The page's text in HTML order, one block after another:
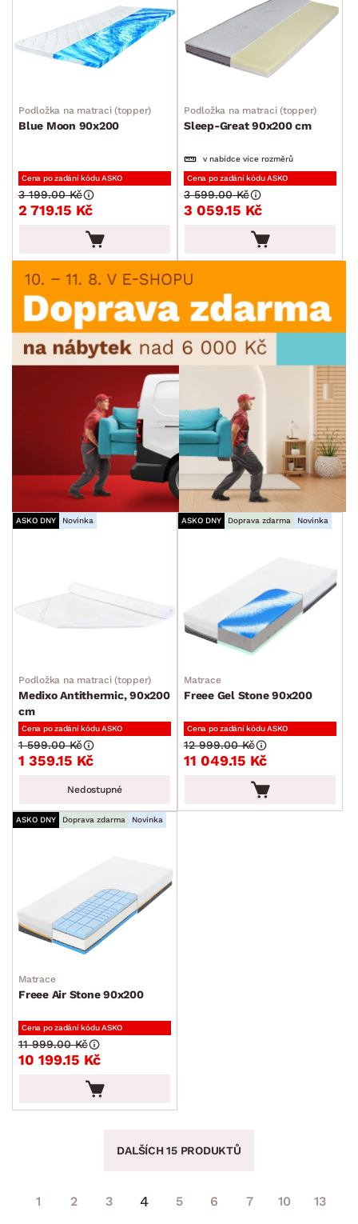
Podložka na matraci (topper)
Blue Moon 90x200
Cena po zadání kódu ASKO
2 719.15 Kč
3 199.00 Kč
Podložka na matraci (topper)
Sleep-Great 90x200 cm
v nabídce více rozměrů
Cena po zadání kódu ASKO
3 059.15 Kč
3 599.00 Kč
ASKO DNY Novinka
Podložka na matraci (topper)
Medixo Antithermic, 90x200
cm
Cena po zadání kódu ASKO
1 359.15 Kč
1 599.00 Kč
Nedostupné
ASKO DNY Doprava zdarma Novinka
Matrace
Freee Gel Stone 90x200
Cena po zadání kódu ASKO
11 049.15 Kč
12 999.00 Kč
ASKO DNY Doprava zdarma Novinka
Matrace
Freee Air Stone 90x200
Cena po zadání kódu ASKO
10 199.15 Kč
11 999.00 Kč
DALŠÍCH 15 PRODUKTŮ
1 2 3 4 5 6 7 10 13